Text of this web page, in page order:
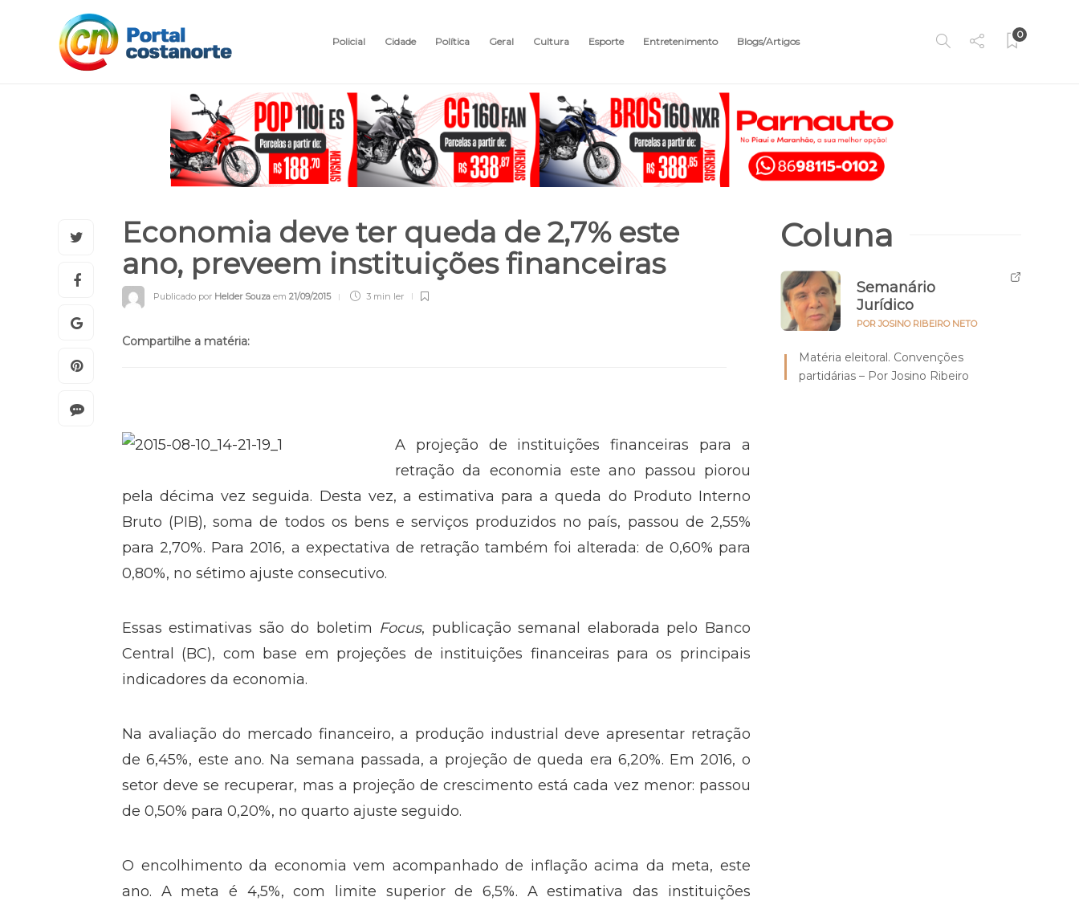
Policial Cidade Política Geral Cultura Esporte Entretenimento Blogs/Artigos
0
Economia deve ter queda de 2,7% este
ano, preveem instituições financeiras
Publicado por Helder Souza em 21/09/2015 3 min ler
Compartilhe a matéria:
A projeção de instituições financeiras para a
retração da economia este ano passou piorou
pela décima vez seguida. Desta vez, a estimativa para a queda do Produto Interno
Bruto (PIB), soma de todos os bens e serviços produzidos no país, passou de 2,55%
para 2,70%. Para 2016, a expectativa de retração também foi alterada: de 0,60% para
0,80%, no sétimo ajuste consecutivo.
Essas estimativas são do boletim Focus, publicação semanal elaborada pelo Banco
Central (BC), com base em projeções de instituições financeiras para os principais
indicadores da economia.
Na avaliação do mercado financeiro, a produção industrial deve apresentar retração
de 6,45%, este ano. Na semana passada, a projeção de queda era 6,20%. Em 2016, o
setor deve se recuperar, mas a projeção de crescimento está cada vez menor: passou
de 0,50% para 0,20%, no quarto ajuste seguido.
O encolhimento da economia vem acompanhado de inflação acima da meta, este
ano. A meta é 4,5%, com limite superior de 6,5%. A estimativa das instituições
Coluna
Semanário
Jurídico
POR JOSINO RIBEIRO NETO
Matéria eleitoral. Convenções
partidárias – Por Josino Ribeiro